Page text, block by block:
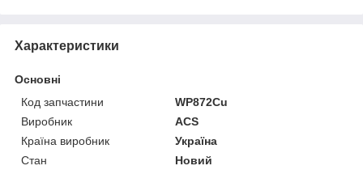
Характеристики
Основні
Код запчастини
WP872Cu
Виробник
ACS
Країна виробник
Україна
Стан
Новий